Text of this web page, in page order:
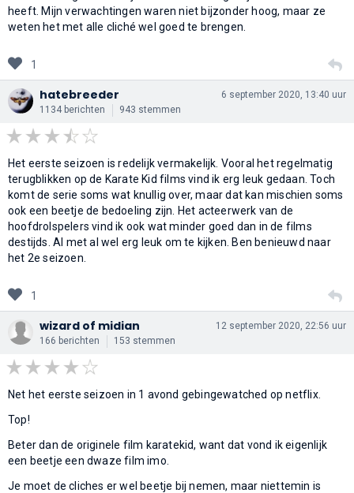
heeft. Mijn verwachtingen waren niet bijzonder hoog, maar ze
weten het met alle cliché wel goed te brengen.
1
hatebreeder
1134 berichten 943 stemmen
6 september 2020, 13:40 uur
Het eerste seizoen is redelijk vermakelijk. Vooral het regelmatig
terugblikken op de Karate Kid films vind ik erg leuk gedaan. Toch
komt de serie soms wat knullig over, maar dat kan mischien soms
ook een beetje de bedoeling zijn. Het acteerwerk van de
hoofdrolspelers vind ik ook wat minder goed dan in de films
destijds. Al met al wel erg leuk om te kijken. Ben benieuwd naar
het 2e seizoen.
1
wizard of midian
166 berichten 153 stemmen
12 september 2020, 22:56 uur
Net het eerste seizoen in 1 avond gebingewatched op netflix.
Top!
Beter dan de originele film karatekid, want dat vond ik eigenlijk
een beetje een dwaze film imo.
Je moet de cliches er wel beetje bij nemen, maar niettemin is